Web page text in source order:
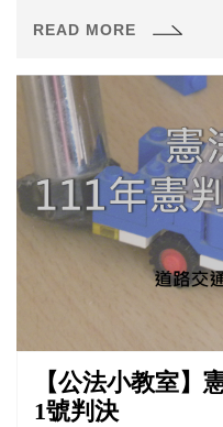
加上「未涉及加害人自
READ MORE
【公法小教室】
1號判決